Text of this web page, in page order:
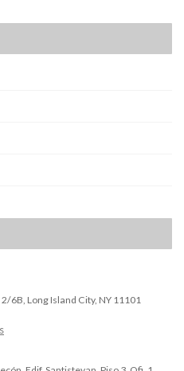
6B, Long Island City, NY 11101